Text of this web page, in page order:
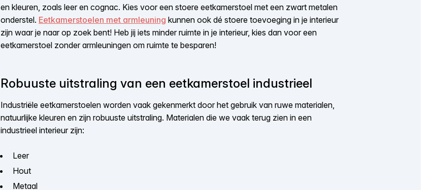
en kleuren, zoals leer en cognac. Kies voor een stoere eetkamerstoel met een zwart metalen
onderstel. Eetkamerstoelen met armleuning kunnen ook dé stoere toevoeging in je interieur
zijn waar je naar op zoek bent! Heb jij iets minder ruimte in je interieur, kies dan voor een
eetkamerstoel zonder armleuningen om ruimte te besparen!
Robuuste uitstraling van een eetkamerstoel industrieel
Industriële eetkamerstoelen worden vaak gekenmerkt door het gebruik van ruwe materialen,
natuurlijke kleuren en zijn robuuste uitstraling. Materialen die we vaak terug zien in een
industrieel interieur zijn:
Leer
Hout
Metaal